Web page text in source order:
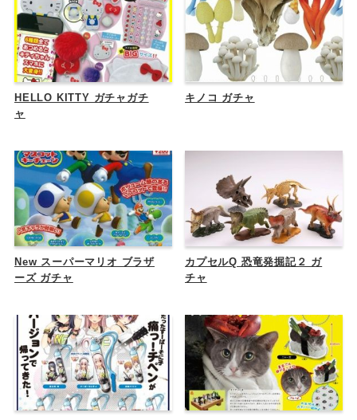
HELLO KITTY ガチャガチ
ャ
キノコ ガチャ
New スーパーマリオ ブラザ
ーズ ガチャ
カプセルQ 恐竜発掘記２ ガ
チャ